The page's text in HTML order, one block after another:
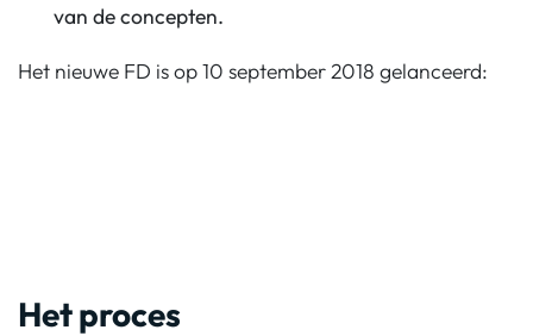
van de concepten.
Het nieuwe FD is op 10 september 2018 gelanceerd:
Het proces